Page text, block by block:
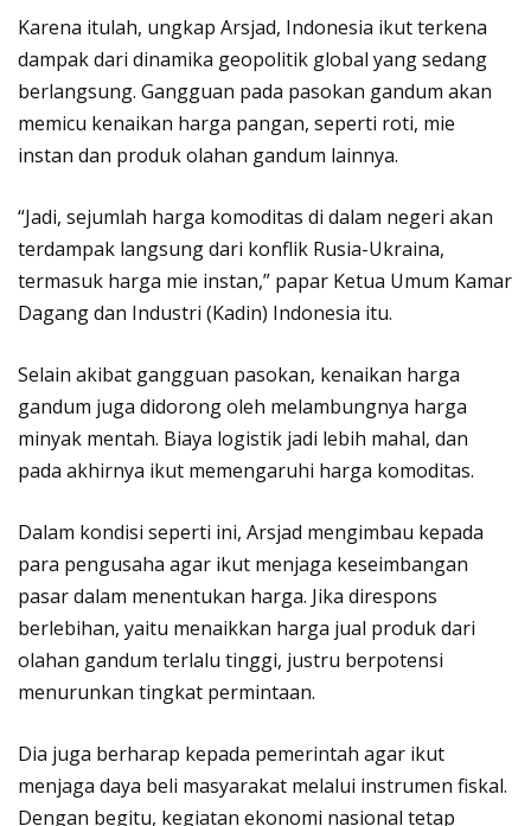
Karena itulah, ungkap Arsjad, Indonesia ikut terkena
dampak dari dinamika geopolitik global yang sedang
berlangsung. Gangguan pada pasokan gandum akan
memicu kenaikan harga pangan, seperti roti, mie
instan dan produk olahan gandum lainnya.
“Jadi, sejumlah harga komoditas di dalam negeri akan
terdampak langsung dari konflik Rusia-Ukraina,
termasuk harga mie instan,” papar Ketua Umum Kamar
Dagang dan Industri (Kadin) Indonesia itu.
Selain akibat gangguan pasokan, kenaikan harga
gandum juga didorong oleh melambungnya harga
minyak mentah. Biaya logistik jadi lebih mahal, dan
pada akhirnya ikut memengaruhi harga komoditas.
Dalam kondisi seperti ini, Arsjad mengimbau kepada
para pengusaha agar ikut menjaga keseimbangan
pasar dalam menentukan harga. Jika direspons
berlebihan, yaitu menaikkan harga jual produk dari
olahan gandum terlalu tinggi, justru berpotensi
menurunkan tingkat permintaan.
Dia juga berharap kepada pemerintah agar ikut
menjaga daya beli masyarakat melalui instrumen fiskal.
Dengan begitu, kegiatan ekonomi nasional tetap